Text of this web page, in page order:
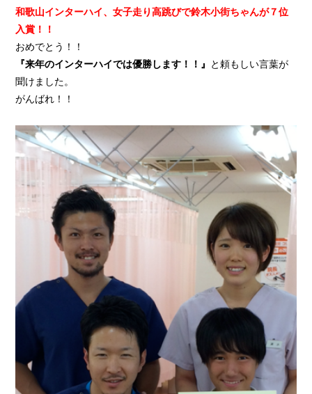
和歌山インターハイ、女子走り高跳びで鈴木小街ちゃんが７位
入賞！！
おめでとう！！
『来年のインターハイでは優勝します！！』 と頼もしい言葉が
聞けました。
がんばれ！！